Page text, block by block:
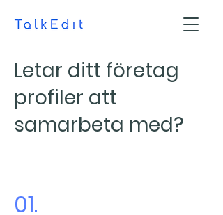
Letar ditt företag
profiler att
samarbeta med?
01.